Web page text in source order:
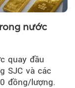
nước
quay đầu
SJC và các
đồng/lượng.